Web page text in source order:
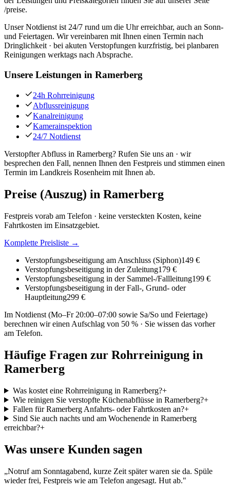
/preise.
Unser Notdienst ist 24/7 rund um die Uhr erreichbar, auch an Sonn-
und Feiertagen. Wir vereinbaren mit Ihnen einen Termin nach
Dringlichkeit · bei akuten Verstopfungen kurzfristig, bei planbaren
Reinigungen werktags nach Absprache.
Unsere Leistungen in Ramerberg
24h Rohrreinigung
Abflussreinigung
Kanalreinigung
Kamerainspektion
24/7 Notdienst
Verstopfter Abfluss in Ramerberg? Rufen Sie uns an · wir
besprechen den Fall, nennen Ihnen den Festpreis und stimmen einen
Termin im Landkreis Rosenheim mit Ihnen ab.
Preise (Auszug) in Ramerberg
Festpreis vorab am Telefon · keine versteckten Kosten, keine
Fahrtkosten im Einsatzgebiet.
Komplette Preisliste →
Verstopfungsbeseitigung am Anschluss (Siphon)149 €
Verstopfungsbeseitigung in der Zuleitung179 €
Verstopfungsbeseitigung in der Sammel-/Fallleitung199 €
Verstopfungsbeseitigung in der Fall-, Grund- oder
Hauptleitung299 €
Im Notdienst (Mo–Fr 20:00–07:00 sowie Sa/So und Feiertage)
berechnen wir einen Aufschlag von 50 % · Sie wissen das vorher
am Telefon.
Häufige Fragen zur Rohrreinigung in
Ramerberg
Was kostet eine Rohrreinigung in Ramerberg?+
Wie reinigen Sie verstopfte Küchenabflüsse in Ramerberg?+
Fallen für Ramerberg Anfahrts- oder Fahrtkosten an?+
Sind Sie auch nachts und am Wochenende in Ramerberg
erreichbar?+
Was unsere Kunden sagen
„Notruf am Sonntagabend, kurze Zeit später waren sie da. Spüle
wieder frei, Festpreis wie am Telefon angesagt. Hut ab."